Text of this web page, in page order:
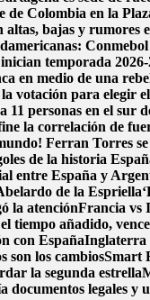
de Colombia en la
bajas y rumores
temporada
en medio de una
votación para elegir
11 personas en el sur
la correlación de
Ferran Torres
de la historia
entre España y
de la Espriella
la atenciónFrancia vs
tiempo añadido,
con EspañaInglaterra
son los cambiosSmart
la segunda estrella
documentos legales y